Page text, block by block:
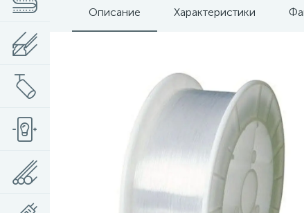
Описание Характеристики